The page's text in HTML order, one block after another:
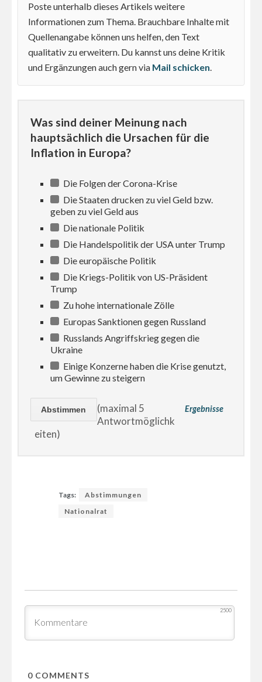
Poste unterhalb dieses Artikels weitere
Informationen zum Thema. Brauchbare Inhalte mit
Quellenangabe können uns helfen, den Text
qualitativ zu erweitern. Du kannst uns deine Kritik
und Ergänzungen auch gern via Mail schicken.
Was sind deiner Meinung nach
hauptsächlich die Ursachen für die
Inflation in Europa?
Die Folgen der Corona-Krise
Die Staaten drucken zu viel Geld bzw.
geben zu viel Geld aus
Die nationale Politik
Die Handelspolitik der USA unter Trump
Die europäische Politik
Die Kriegs-Politik von US-Präsident
Trump
Zu hohe internationale Zölle
Europas Sanktionen gegen Russland
Russlands Angriffskrieg gegen die
Ukraine
Einige Konzerne haben die Krise genutzt,
um Gewinne zu steigern
Ergebnisse
(maximal 5
Antwortmöglichk
eiten)
Tags:
Abstimmungen
Nationalrat
2500
0COMMENTS